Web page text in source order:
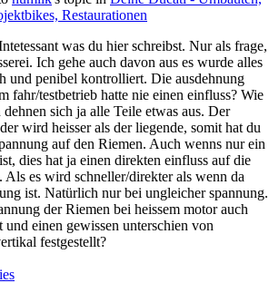
Restaurationen
was du hier schreibst. Nur als frage,
Ich gehe auch davon aus es wurde alles
und penibel kontrolliert. Die ausdehnung
fahr/testbetrieb hatte nie einen einfluss? Wie
sich ja alle Teile etwas aus. Der
wird heisser als der liegende, somit hat du
auf den Riemen. Auch wenns nur ein
dies hat ja einen direkten einfluss auf die
es wird schneller/direkter als wenn da
ist. Natürlich nur bei ungleicher spannung.
der Riemen bei heissem motor auch
einen gewissen unterschien von
festgestellt?